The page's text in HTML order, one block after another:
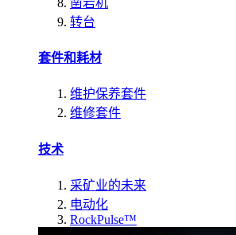
转台
套件和耗材
维护保养套件
维修套件
技术
采矿业的未来
电动化
RockPulse™